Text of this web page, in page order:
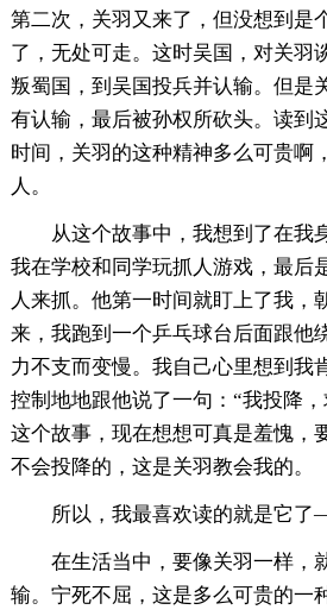
第二次，关羽又来了，但没想到是
了，无处可走。这时吴国，对关羽
叛蜀国，到吴国投兵并认输。但是
有认输，最后被孙权所砍头。读到
时间，关羽的这种精神多么可贵啊
人。
从这个故事中，我想到了在我
我在学校和同学玩抓人游戏，最后
人来抓。他第一时间就盯上了我，
来，我跑到一个乒乓球台后面跟他
力不支而变慢。我自己心里想到我
控制地地跟他说了一句：“我投降
这个故事，现在想想可真是羞愧，
不会投降的，这是关羽教会我的。
所以，我最喜欢读的就是它
在生活当中，要像关羽一样，
输。宁死不屈，这是多么可贵的一